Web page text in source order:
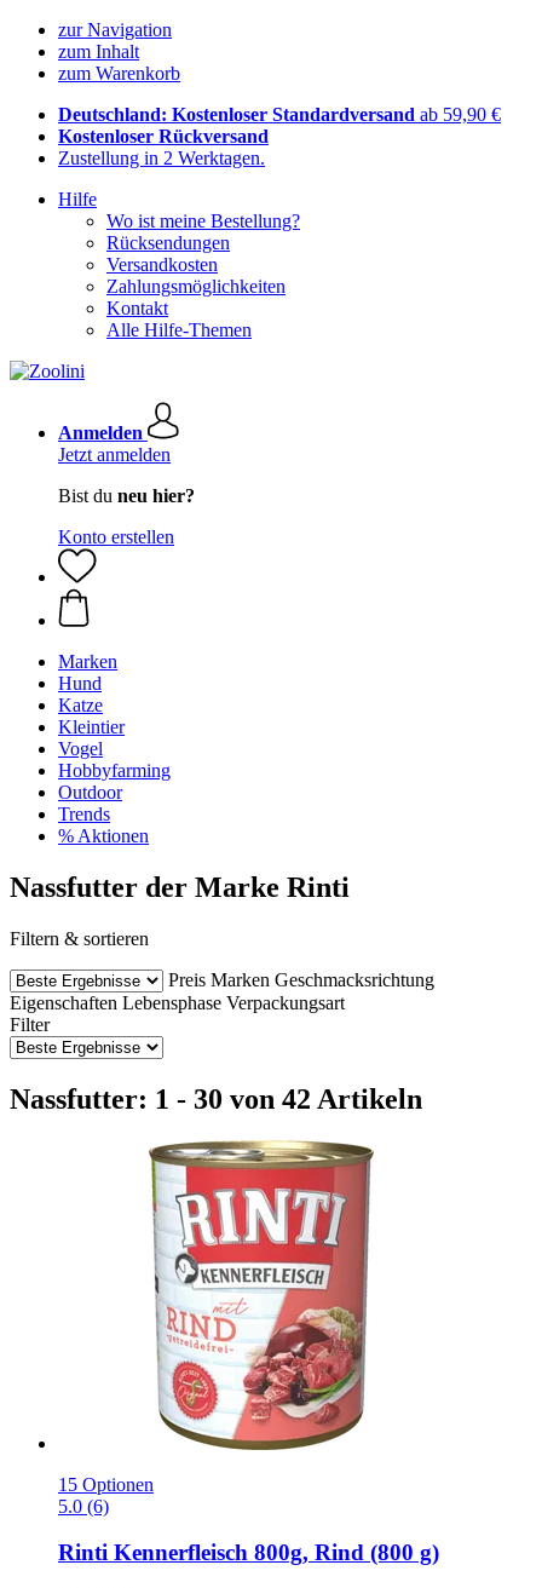
zur Navigation
zum Inhalt
zum Warenkorb
Deutschland: Kostenloser Standardversand ab 59,90 €
Kostenloser Rückversand
Zustellung in 2 Werktagen.
Hilfe
Wo ist meine Bestellung?
Rücksendungen
Versandkosten
Zahlungsmöglichkeiten
Kontakt
Alle Hilfe-Themen
Anmelden
Jetzt anmelden
Bist du neu hier?
Konto erstellen
Marken
Hund
Katze
Kleintier
Vogel
Hobbyfarming
Outdoor
Trends
% Aktionen
Nassfutter der Marke Rinti
Filtern & sortieren
Preis Marken Geschmacksrichtung
Eigenschaften Lebensphase Verpackungsart
Filter
Nassfutter: 1 - 30 von 42 Artikeln
15 Optionen
5.0 (6)
Rinti Kennerfleisch 800g, Rind (800 g)